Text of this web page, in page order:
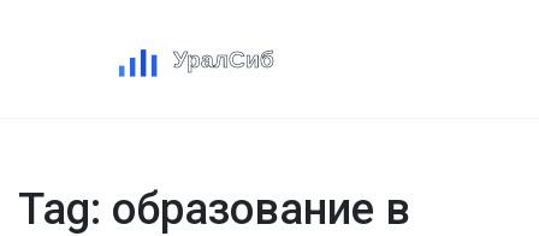
Tag: образование в